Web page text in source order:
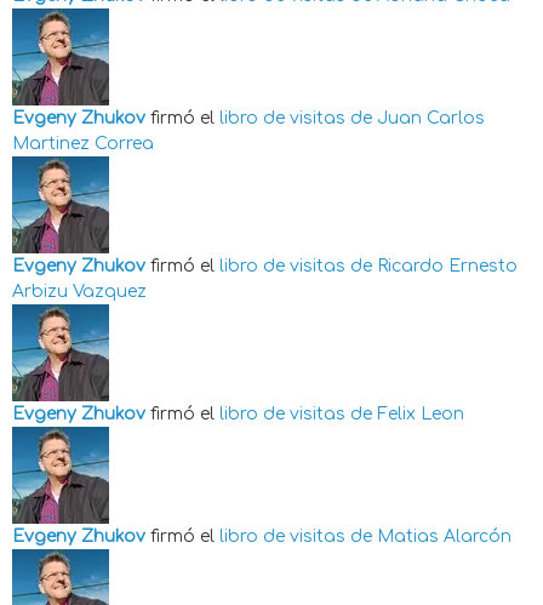
Evgeny Zhukov firmó el libro de visitas de Juan Carlos
Martinez Correa
Evgeny Zhukov firmó el libro de visitas de Ricardo Ernesto
Arbizu Vazquez
Evgeny Zhukov firmó el libro de visitas de Felix Leon
Evgeny Zhukov firmó el libro de visitas de Matias Alarcón